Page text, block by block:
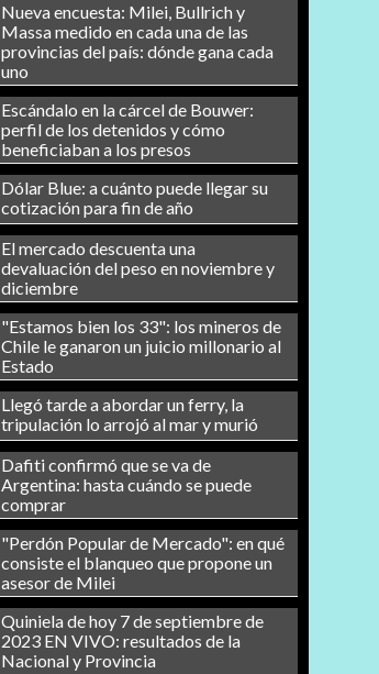
Nueva encuesta: Milei, Bullrich y
Massa medido en cada una de las
provincias del país: dónde gana cada
uno
Escándalo en la cárcel de Bouwer:
perfil de los detenidos y cómo
beneficiaban a los presos
Dólar Blue: a cuánto puede llegar su
cotización para fin de año
El mercado descuenta una
devaluación del peso en noviembre y
diciembre
"Estamos bien los 33": los mineros de
Chile le ganaron un juicio millonario al
Estado
Llegó tarde a abordar un ferry, la
tripulación lo arrojó al mar y murió
Dafiti confirmó que se va de
Argentina: hasta cuándo se puede
comprar
"Perdón Popular de Mercado": en qué
consiste el blanqueo que propone un
asesor de Milei
Quiniela de hoy 7 de septiembre de
2023 EN VIVO: resultados de la
Nacional y Provincia